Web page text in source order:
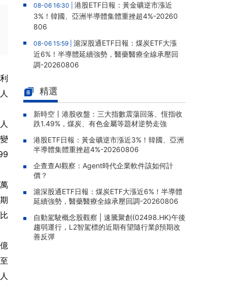
08-06 16:30 | 港股ETF日報：黃金礦逆市漲近
3%！韓國、亞洲半導體集體重挫超4%-20260
806
08-06 15:59 | 滬深股通ETF日報：煤炭ETF大漲
近6%！半導體延續強勢，醫藥醫療全線承壓回
調-20260806
2498.HK)午後趨弱運行，L2智駕標的近期有望
隨行業β預期改善反彈
08-06 15:30 |港通控股(00032.HK)盈警：預期
2026年中期公司權益持有人應佔集團之預期溢
利約爲3.4億港元
4%，折價2.69%
2.55%，成交額1117.97萬港元
08-06 14:56 |
盈富基金(02800.HK)盤中跌1.8
2%，資產規模1418.45億港元
精選
新時空丨港股收盤：三大指數震蕩回落、恆指收
跌1.49%，煤炭、有色金屬等題材逆勢走強
港股ETF日報：黃金礦逆市漲近3%！韓國、亞洲
半導體集體重挫超4%-20260806
企查查AI觀察：Agent時代企業軟件該如何計
價？
滬深股通ETF日報：煤炭ETF大漲近6%！半導體
延續強勢，醫藥醫療全線承壓回調-20260806
自動駕駛概念股觀察 | 速騰聚創(02498.HK)午後
趨弱運行，L2智駕標的近期有望隨行業β預期改
善反彈